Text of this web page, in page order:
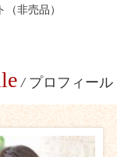
非売品）
/ プロフィール